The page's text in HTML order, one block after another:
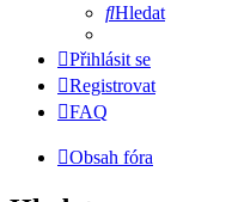
Hledat
Přihlásit se
Registrovat
FAQ
Obsah fóra